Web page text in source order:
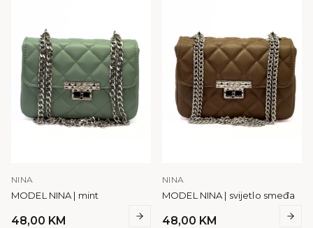
NINA
MODEL NINA | mint
48,00 KM
NINA
MODEL NINA | svijetlo smeđa
48,00 KM